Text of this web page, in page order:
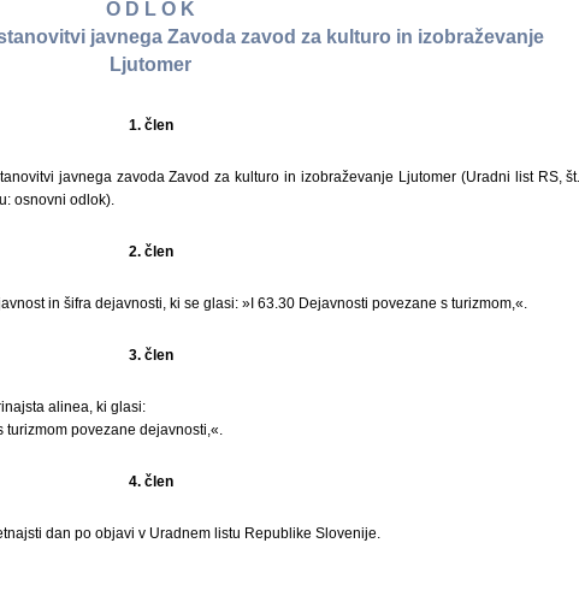
O D L O K
javnega Zavoda zavod za kulturo in izobraževanje
Ljutomer
1. člen
javnega zavoda Zavod za kulturo in izobraževanje Ljutomer (Uradni list RS, št.
osnovni odlok).
2. člen
in šifra dejavnosti, ki se glasi: »I 63.30 Dejavnosti povezane s turizmom,«.
3. člen
alinea, ki glasi:
povezane dejavnosti,«.
4. člen
dan po objavi v Uradnem listu Republike Slovenije.